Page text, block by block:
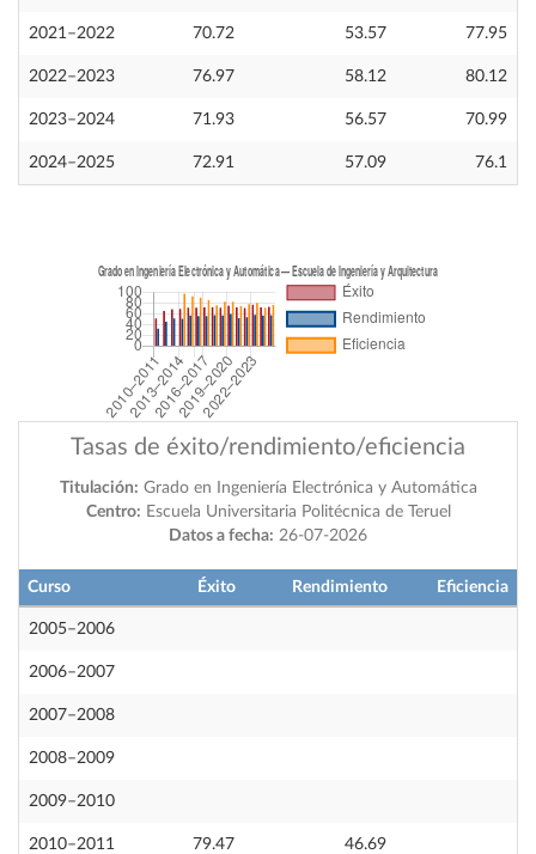
2021–2022 70.72 53.57 77.95
2022–2023 76.97 58.12 80.12
2023–2024 71.93 56.57 70.99
2024–2025 72.91 57.09 76.1
Tasas de éxito/rendimiento/eficiencia
Titulación: Grado en Ingeniería Electrónica y Automática
Centro: Escuela Universitaria Politécnica de Teruel
Datos a fecha: 26-07-2026
Curso Éxito Rendimiento Eficiencia
2005–2006
2006–2007
2007–2008
2008–2009
2009–2010
2010–2011 79.47 46.69